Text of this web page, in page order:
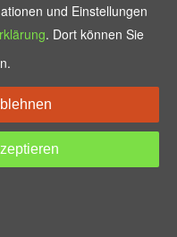
und Einstellungen
. Dort können Sie